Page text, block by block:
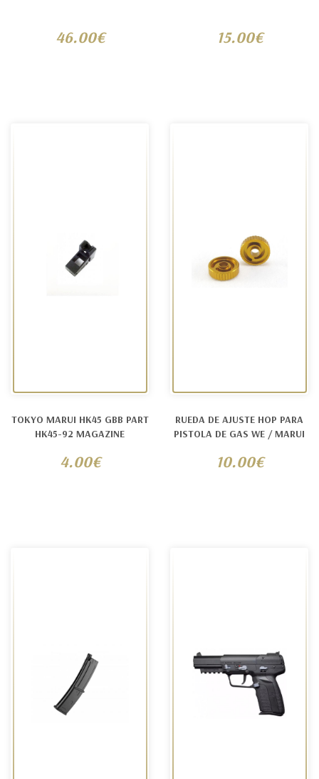
46.00€ 15.00€
TOKYO MARUI HK45 GBB PART
HK45-92 MAGAZINE
4.00€
RUEDA DE AJUSTE HOP PARA
PISTOLA DE GAS WE / MARUI
10.00€